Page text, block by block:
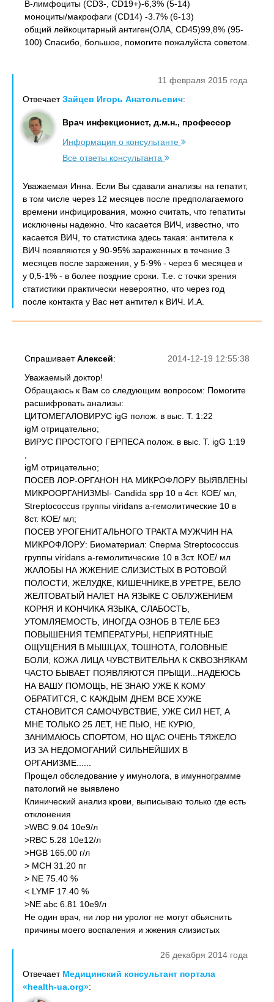
В-лимфоциты (СD3-, СD19+)-6,3% (5-14)
моноциты/макрофаги (СD14) -3.7% (6-13)
общий лейкоцитарный антиген(ОЛА, СD45)99,8% (95-
100) Спасибо, большое, помогите пожалуйста советом.
11 февраля 2015 года
ОтвечаетЗайцев Игорь Анатольевич:
Врач инфекционист, д.м.н., профессор
Информация о консультанте
Все ответы консультанта
Уважаемая Инна. Если Вы сдавали анализы на гепатит,
в том числе через 12 месяцев после предполагаемого
времени инфицирования, можно считать, что гепатиты
исключены надежно. Что касается ВИЧ, известно, что
касается ВИЧ, то статистика здесь такая: антитела к
ВИЧ появляются у 90-95% зараженных в течение 3
месяцев после заражения, у 5-9% - через 6 месяцев и
у 0,5-1% - в более поздние сроки. Т.е. с точки зрения
статистики практически невероятно, что через год
после контакта у Вас нет антител к ВИЧ. И.А.
2014-12-19 12:55:38
СпрашиваетАлексей:
Уважаемый доктор!
Обращаюсь к Вам со следующим вопросом: Помогите
расшифровать анализы:
ЦИТОМЕГАЛОВИРУС igG полож. в выс. Т. 1:22
igМ отрицательно;
ВИРУС ПРОСТОГО ГЕРПЕСА полож. в выс. Т. igG 1:19
igМ отрицательно;
ПОСЕВ ЛОР-ОРГАНОН НА МИКРОФЛОРУ ВЫЯВЛЕНЫ
МИКРООРГАНИЗМЫ- Candida spp 10 в 4ст. КОЕ/ мл,
Streptococcus группы viridans a-гемолитические 10 в
8ст. КОЕ/ мл;
ПОСЕВ УРОГЕНИТАЛЬНОГО ТРАКТА МУЖЧИН НА
МИКРОФЛОРУ: Биоматериал: Cперма Streptococcus
группы viridans a-гемолитические 10 в 3ст. КОЕ/ мл
ЖАЛОБЫ НА ЖЖЕНИЕ СЛИЗИСТЫХ В РОТОВОЙ
ПОЛОСТИ, ЖЕЛУДКЕ, КИШЕЧНИКЕ,В УРЕТРЕ, БЕЛО
ЖЕЛТОВАТЫЙ НАЛЕТ НА ЯЗЫКЕ С ОБЛУЖЕНИЕМ
КОРНЯ И КОНЧИКА ЯЗЫКА, СЛАБОСТЬ,
УТОМЛЯЕМОСТЬ, ИНОГДА ОЗНОБ В ТЕЛЕ БЕЗ
ПОВЫШЕНИЯ ТЕМПЕРАТУРЫ, НЕПРИЯТНЫЕ
ОЩУЩЕНИЯ В МЫШЦАХ, ТОШНОТА, ГОЛОВНЫЕ
БОЛИ, КОЖА ЛИЦА ЧУВСТВИТЕЛЬНА К СКВОЗНЯКАМ
ЧАСТО БЫВАЕТ ПОЯВЛЯЮТСЯ ПРЫЩИ...НАДЕЮСЬ
НА ВАШУ ПОМОЩЬ, НЕ ЗНАЮ УЖЕ К КОМУ
ОБРАТИТСЯ, С КАЖДЫМ ДНЕМ ВСЕ ХУЖЕ
СТАНОВИТСЯ САМОЧУВСТВИЕ, УЖЕ СИЛ НЕТ, А
МНЕ ТОЛЬКО 25 ЛЕТ, НЕ ПЬЮ, НЕ КУРЮ,
ЗАНИМАЮСЬ СПОРТОМ, НО ЩАС ОЧЕНЬ ТЯЖЕЛО
ИЗ ЗА НЕДОМОГАНИЙ СИЛЬНЕЙШИХ В
ОРГАНИЗМЕ......
Прощел обследование у имунолога, в имуннограмме
патологий не выявлено
Клинический анализ крови, выписываю только где есть
отклонения
>WBC 9.04 10e9/л
>RBC 5.28 10e12/л
>HGB 165.00 г/л
> MCH 31.20 пг
> NE 75.40 %
< LYMF 17.40 %
>NE abc 6.81 10e9/л
Не один врач, ни лор ни уролог не могут обьяснить
причины моего воспаления и жжения слизистых
26 декабря 2014 года
Отвечает Медицинский консультант портала
«health-ua.org»: